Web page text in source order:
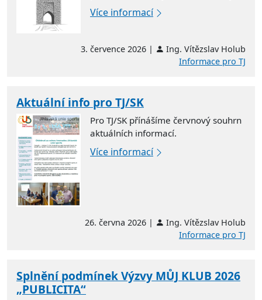
Více informací
3. července 2026 |
Ing. Vítězslav Holub
Informace pro TJ
Aktuální info pro TJ/SK
Pro TJ/SK přínášíme červnový souhrn
aktuálních informací.
Více informací
26. června 2026 |
Ing. Vítězslav Holub
Informace pro TJ
Splnění podmínek Výzvy MŮJ KLUB 2026
„PUBLICITA“